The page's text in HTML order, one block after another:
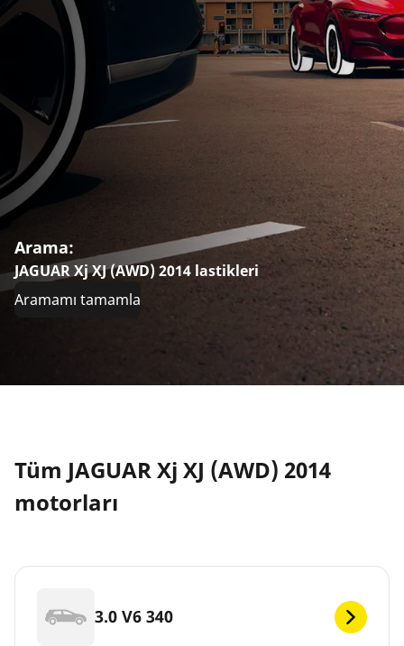
Arama:
JAGUAR Xj XJ (AWD) 2014 lastikleri
Aramamı tamamla
Tüm JAGUAR Xj XJ (AWD) 2014
motorları
3.0 V6 340